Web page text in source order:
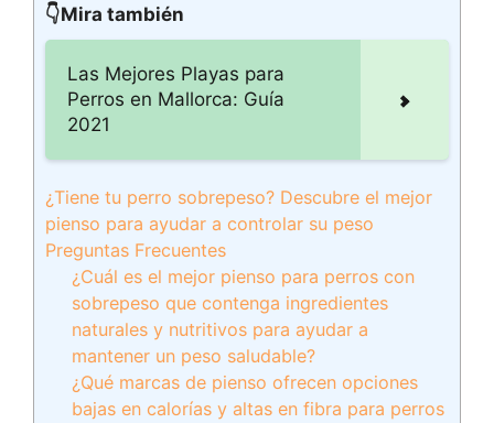
👇Mira también
Las Mejores Playas para
Perros en Mallorca: Guía
2021
¿Tiene tu perro sobrepeso? Descubre el mejor
pienso para ayudar a controlar su peso
Preguntas Frecuentes
¿Cuál es el mejor pienso para perros con
sobrepeso que contenga ingredientes
naturales y nutritivos para ayudar a
mantener un peso saludable?
¿Qué marcas de pienso ofrecen opciones
bajas en calorías y altas en fibra para perros